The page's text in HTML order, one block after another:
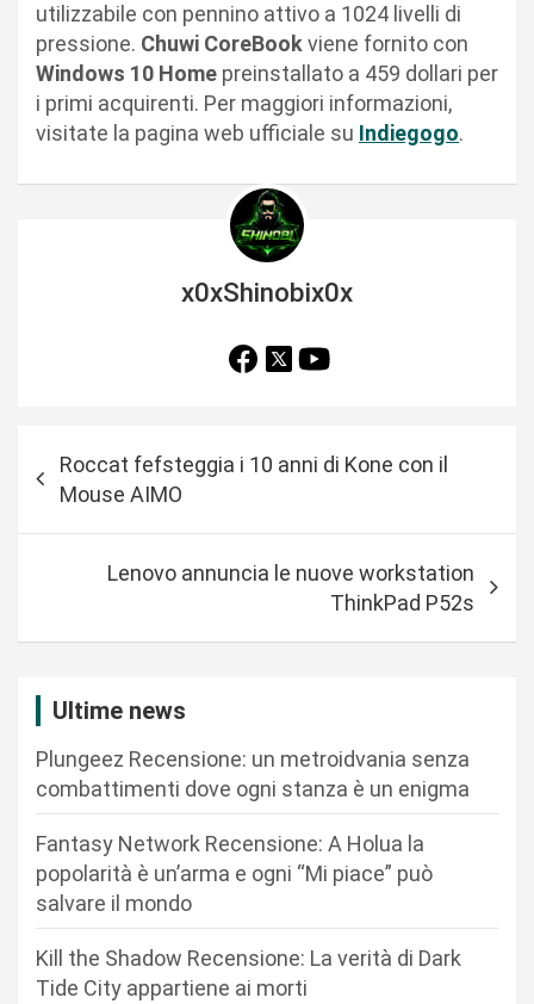
utilizzabile con pennino attivo a 1024 livelli di
pressione. Chuwi CoreBookviene fornito con
Windows 10 Home preinstallato a 459 dollari per
i primi acquirenti. Per maggiori informazioni,
visitate la pagina web ufficiale su Indiegogo.
x0xShinobix0x
a
Roccat fefsteggia i 10 anni di Kone con il
Mouse AIMO
Lenovo annuncia le nuove workstation
ThinkPad P52s
Ultime news
Plungeez Recensione: un metroidvania senza
combattimenti dove ogni stanza è un enigma
Fantasy Network Recensione: A Holua la
popolarità è un’arma e ogni “Mi piace” può
salvare il mondo
Kill the Shadow Recensione: La verità di Dark
Tide City appartiene ai morti